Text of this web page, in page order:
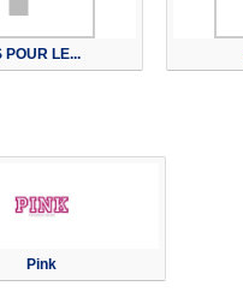
POUR LE...
Pink